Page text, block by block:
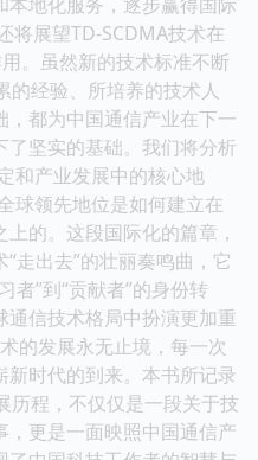
将展望TD-SCDMA技术在
。虽然新的技术标准不断
的经验、所培养的技术人
都为中国通信产业在下一
坚实的基础。我们将分析
和产业发展中的核心地
球领先地位是如何建立在
的。这段国际化的篇章，
走出去”的壮丽奏鸣曲，它
者”到“贡献者”的身份转
信技术格局中扮演更加重
的发展永无止境，每一次
时代的到来。本书所记录
历程，不仅仅是一段关于技
更是一面映照中国通信产